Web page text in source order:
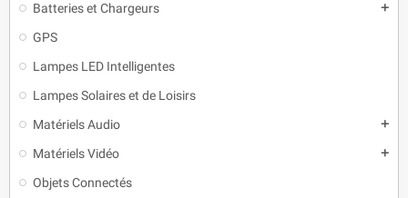
Batteries et Chargeurs
add
GPS
Lampes LED Intelligentes
Lampes Solaires et de Loisirs
Matériels Audio
add
Matériels Vidéo add
Objets Connectés